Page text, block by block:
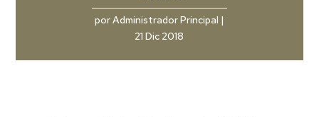
porAdministrador Principal |
21 Dic 2018